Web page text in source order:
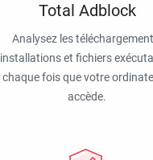
Total Adblock
Analysez les
installations et fichiers
chaque fois que votre
accède.